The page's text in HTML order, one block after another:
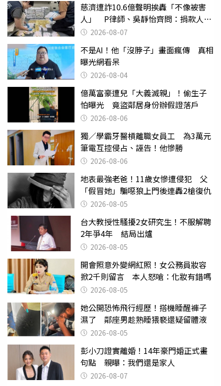
慈濟遭詐10.6億聲明挨轟「不像被害
人」 P律師、吳靜怡齊問：捐款人有
權知道真相
2026-08-07
不是AI！他「沒脖子」畫面瘋傳 真相
曝光網看呆
2026-08-04
億萬富豪遭兒「大義滅親」！偷生子
怕曝光 竟盜鄰居身份辦假證落戶
2026-08-06
獨／學霸牙醫槓離職女員工 為3萬元
筆電互控侵占、誣告！他慘勝
2026-08-06
地表最強老爸！11歲女慘遭侵犯 父
「假冒她」騙噁狼上門後連轟2槍復仇
2026-08-05
台大教授性騷擾2女研究生！不服解聘
2年爭4年 結局出爐
2026-08-05
開會照意外變網紅照！女公務員妝容
掀2千則留言 本人怒嗆：化妝有錯嗎
2026-08-05
她公開恐怖飛行經歷！搭機睡醒褲子
濕了 鄰座男趁熟睡猥褻還疑留體液
2026-08-05
彭小刀證實離婚！14年豪門婚正式畫
句點 親曝：我們還是家人
2026-08-07